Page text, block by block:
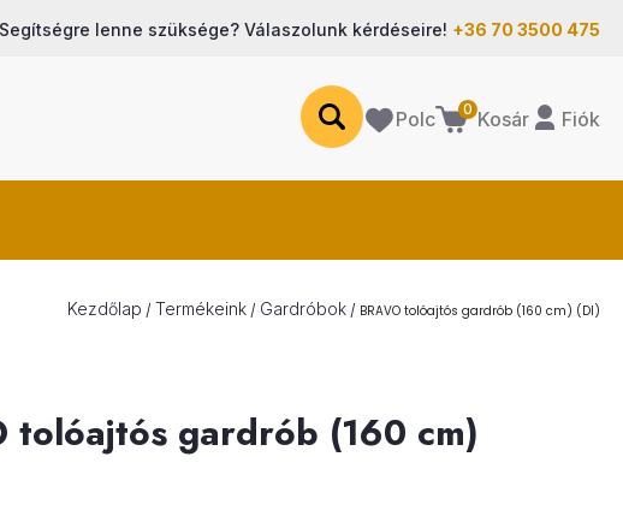
Segítségre lenne szüksége? Válaszolunk kérdéseire! +36 70 3500 475
Polc 0 Kosár Fiók
Kezdőlap / Termékeink / Gardróbok / BRAVO tolóajtós gardrób (160 cm) (DI)
tolóajtós gardrób (160 cm)